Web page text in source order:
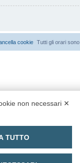
Tutti gli orari sono
cookie
non necessari ✕
TUTTO